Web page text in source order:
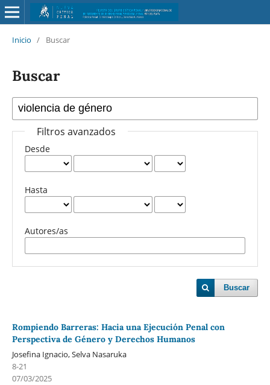
Inicio / Buscar
Buscar
Filtros avanzados
Desde
Hasta
Autores/as
Buscar
Rompiendo Barreras: Hacia una Ejecución Penal con
Perspectiva de Género y Derechos Humanos
Josefina Ignacio, Selva Nasaruka
8-21
07/03/2025